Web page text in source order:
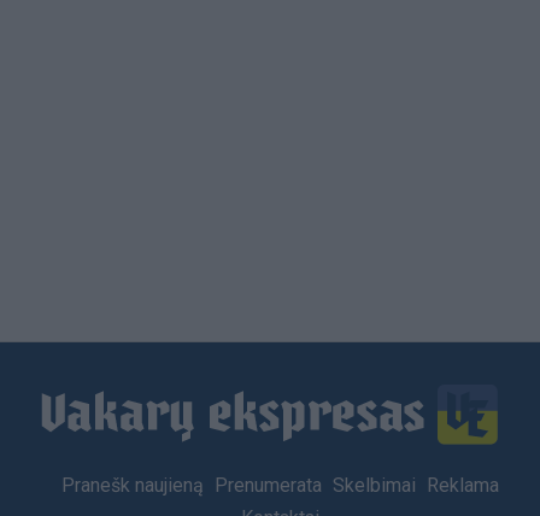
Footer
Pranešk naujieną Prenumerata Skelbimai
Reklama